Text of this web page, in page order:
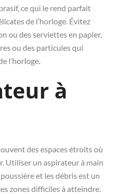
ce qui le rend parfait
de l’horloge. Évitez
ou des serviettes en papier,
ou des particules qui
l’horloge.
à
des espaces étroits où
Utiliser un aspirateur à main
et les débris est un
zones difficiles à atteindre.